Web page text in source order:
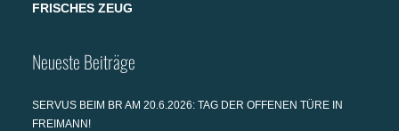
FRISCHES ZEUG
Neueste Beiträge
SERVUS BEIM BR AM 20.6.2026: TAG DER OFFENEN TÜRE IN
FREIMANN!